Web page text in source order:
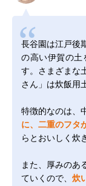
長谷園は江戸後
の高い伊賀の土
す。さまざまな
さん」は炊飯用
特徴的なのは、
に、二重のフタ
らとおいしく炊
また、厚みのあ
ていくので、 炊